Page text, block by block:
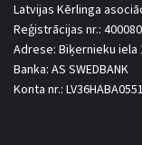
Latvijas Kērlinga
Reģistrācijas nr.:
Adrese: Biķernieku iela
Banka: AS SWEDBANK
Konta nr.: